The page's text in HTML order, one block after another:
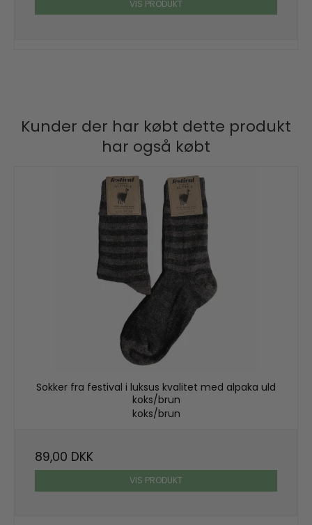
VIS PRODUKT
Kunder der har købt dette produkt
har også købt
Sokker fra festival i luksus kvalitet med alpaka uld
koks/brun
koks/brun
89,00 DKK
VIS PRODUKT